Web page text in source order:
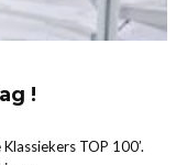
!
TOP 100’.